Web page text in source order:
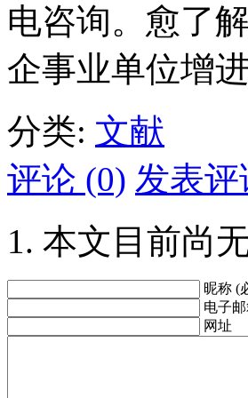
电咨询。愈了
企事业单位增
分类: 文献
评论 (0) 发表评
本文目前尚
昵称 (
电子
网址